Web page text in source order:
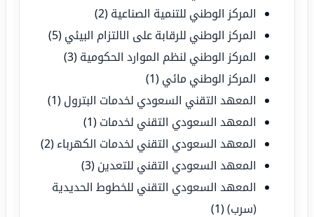
المركز الوطني للتنمية الصناعية (2)
المركز الوطني للرقابة على الالتزام البيئي (5)
المركز الوطني لنظم الموارد الحكومية (3)
المركز الوطني مائي (1)
المعهد التقني السعودي لخدمات البترول (1)
المعهد السعودي التقني لخدمات (1)
المعهد السعودي التقني لخدمات الكهرباء (2)
المعهد السعودي التقني للتعدين (3)
المعهد السعودي التقني للخطوط الحديدية
(سرب)(1)